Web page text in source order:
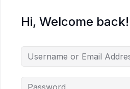
Hi, Welcome back!
Remember me